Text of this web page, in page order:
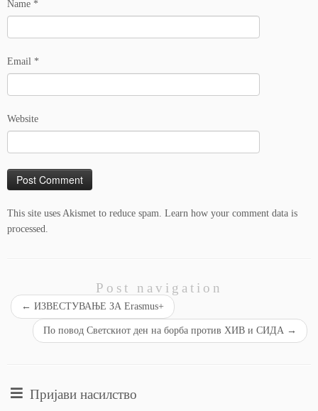
Name *
Email *
Website
This site uses Akismet to reduce spam. Learn how your comment data is
processed.
Post navigation
← ИЗВЕСТУВАЊЕ ЗА Erasmus+
По повод Светскиот ден на борба против ХИВ и СИДА →
Пријави насилство